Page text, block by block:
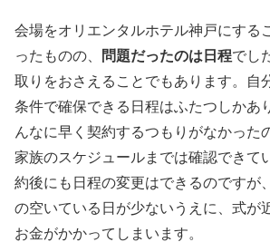
会場をオリエンタルホテル神戸にする
ったものの、
問題だったのは日程でし
取りをおさえることでもあります。自
条件で確保できる日程はふたつしかあ
んなに早く契約するつもりがなかった
家族のスケジュールまでは確認できて
約後にも日程の変更はできるのですが
の空いている日が少ないうえに、式が
お金がかかってしまいます。